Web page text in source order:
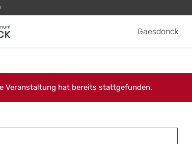
Gaesdonck
Veranstaltung hat bereits stattgefunden.